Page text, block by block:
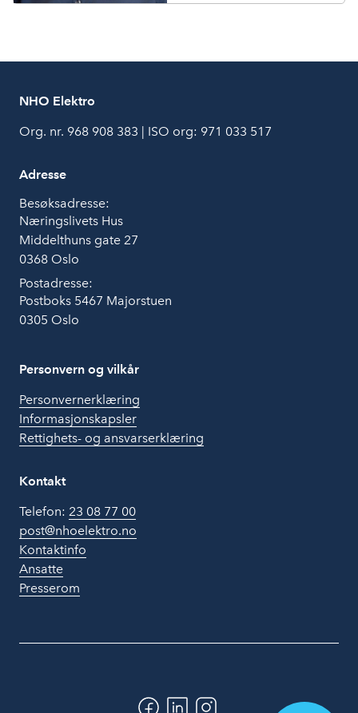
NHO Elektro
Org. nr. 968 908 383 | ISO org: 971 033 517
Adresse
Besøksadresse:
Næringslivets Hus
Middelthuns gate 27
0368 Oslo
Postadresse:
Postboks 5467 Majorstuen
0305 Oslo
Personvern og vilkår
Personvernerklæring
Informasjonskapsler
Rettighets- og ansvarserklæring
Kontakt
Telefon: 23 08 77 00
post@nhoelektro.no
Kontaktinfo
Ansatte
Presserom